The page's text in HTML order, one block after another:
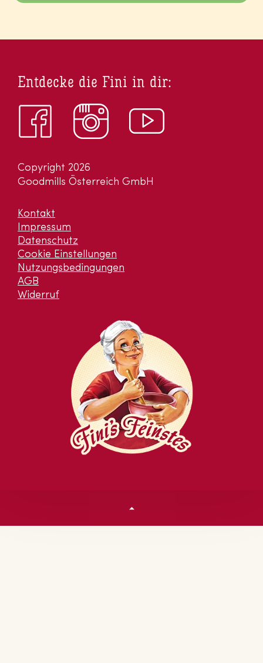
Copyright 2026
Goodmills Österreich GmbH
Kontakt
Impressum
Datenschutz
Cookie Einstellungen
Nutzungsbedingungen
AGB
Widerruf
Entdecke die Fini in dir: